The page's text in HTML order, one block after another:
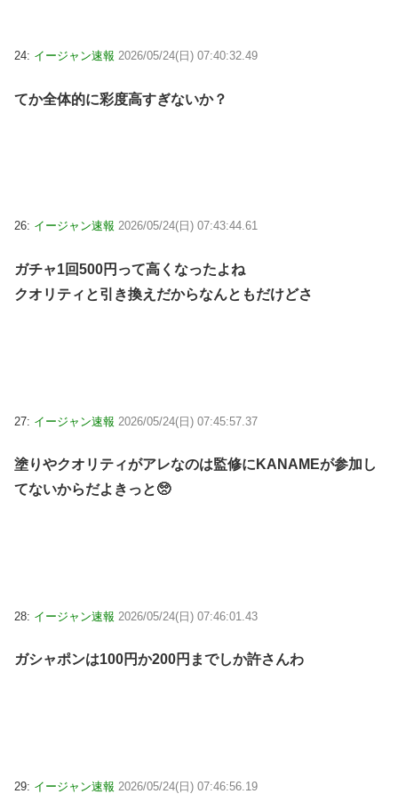
24: イージャン速報 2026/05/24(日) 07:40:32.49
てか全体的に彩度高すぎないか？
26: イージャン速報 2026/05/24(日) 07:43:44.61
ガチャ1回500円って高くなったよね
クオリティと引き換えだからなんともだけどさ
27: イージャン速報 2026/05/24(日) 07:45:57.37
塗りやクオリティがアレなのは監修にKANAMEが参加し
てないからだよきっと🥺
28: イージャン速報 2026/05/24(日) 07:46:01.43
ガシャポンは100円か200円までしか許さんわ
29: イージャン速報 2026/05/24(日) 07:46:56.19